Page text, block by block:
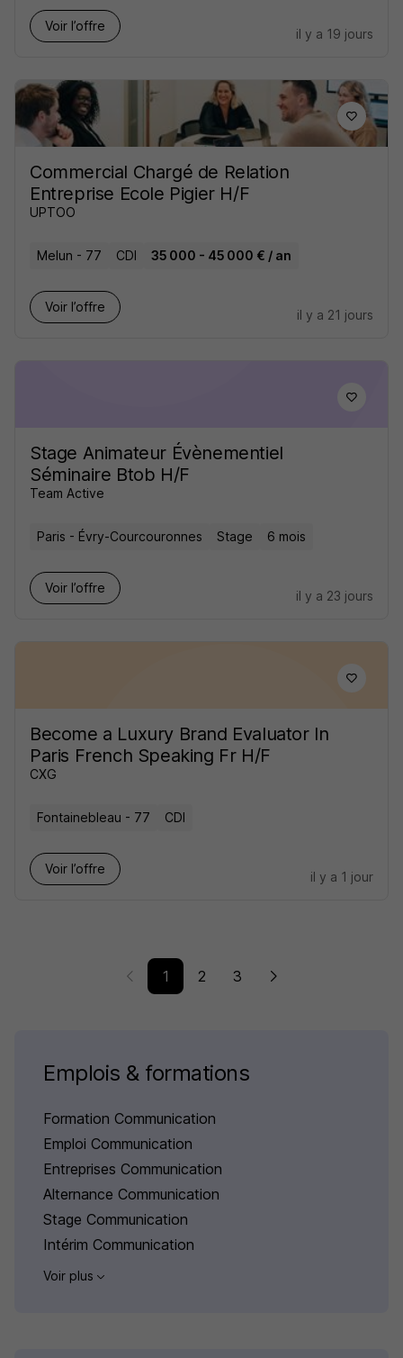
Voir l’offre
il y a 19 jours
Commercial Chargé de Relation
Entreprise Ecole Pigier H/F
UPTOO
Melun - 77 CDI 35 000 - 45 000 € / an
Voir l’offre
il y a 21 jours
Stage Animateur Évènementiel
Séminaire Btob H/F
Team Active
Paris - Évry-Courcouronnes Stage 6 mois
Voir l’offre
il y a 23 jours
Become a Luxury Brand Evaluator In
Paris French Speaking Fr H/F
CXG
Fontainebleau - 77 CDI
Voir l’offre
il y a 1 jour
1 2 3
Emplois & formations
Formation Communication
Emploi Communication
Entreprises Communication
Alternance Communication
Stage Communication
Intérim Communication
Voir plus